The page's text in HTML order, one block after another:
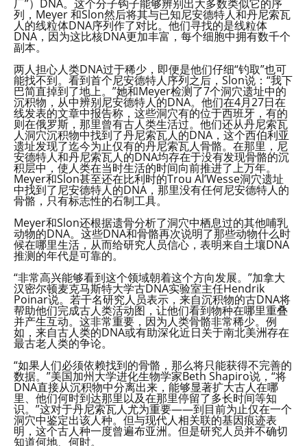
厂”）DNA。这个分子钩子能够辨别出大多数类似它的序
列，Meyer 和Slon然后将其与已知尼安德特人和丹尼索瓦
人的线粒体DNA序列作了对比。他们寻找的是线粒体
DNA，因为这比核DNA更加丰富，每个细胞中拥有数千个
副本。
两人担心人类DNA过于稀少，即便是他们仔细“钓取”也可
能找不到。看到首个尼安德特人序列之后，Slon说：“我下
巴简直掉到了地上。”她和Meyer检测了7个洞穴遗址中的
沉积物，从中辨别尼安德特人的DNA。他们在4月27日在
线发表的文章中报告称，这些洞穴有的位于西班牙，有的
则在俄罗斯，那里曾有古人类生活过。他们还从丹尼索瓦
人洞穴沉积物中找到了丹尼索瓦人的DNA，这个西伯利亚
遗址发现了迄今为止仅有的丹尼索瓦人骨骼。在那里，尼
安德特人和丹尼索瓦人的DNA均存在于没有发现骨骼的沉
积层中，使人类在当时生活的时间向前推进了上万年。
Meyer和Slon甚至还在比利时的Trou Al’Wesse洞穴遗址
中找到了尼安德特人的DNA，那里没有任何尼安德特人的
骨骼，只有标志性的石制工具。
Meyer和Slon还根据遗骨分析了洞穴中栖息过的其他哺乳
动物的DNA。这些DNA和骨骼再次说明了那些动物什么时
候在哪里生活，从而给研究人员信心，表明来自土壤DNA
推测的年代是可靠的。
“非常高兴能够看到这个领域朝着这个方向发展。”加拿大
汉密尔顿麦克马斯特大学古DNA实验室主任Hendrik
Poinar说。若干名研究人员表示，来自沉积物的古DNA将
帮助他们完成古人类活动图，让他们看到物种在哪里重叠
并产生互动。这非常重要，因为人类骨骼非常稀少。例
如，来自古人类的DNA或有助深化近日关于南北美洲存在
最古老人类的争论。
“如果人们必须依赖找到的骨骼，那么将只能获得不完善的
数据。”美国加州大学进化生物学家Beth Shapiro说，“将
DNA直接从沉积物中分离出来，能够显著扩大古人在哪
里、他们何时到达那里以及在那里停留了多长时间等知
识。”这对于丹尼索瓦人尤为重要——到目前为止仅在一个
洞穴中鉴定出该人种。但与现代人相关联的基因痕迹表
明，这个古人种一度曾遍布亚洲。但是研究人员并不确切
知道何地、何时。